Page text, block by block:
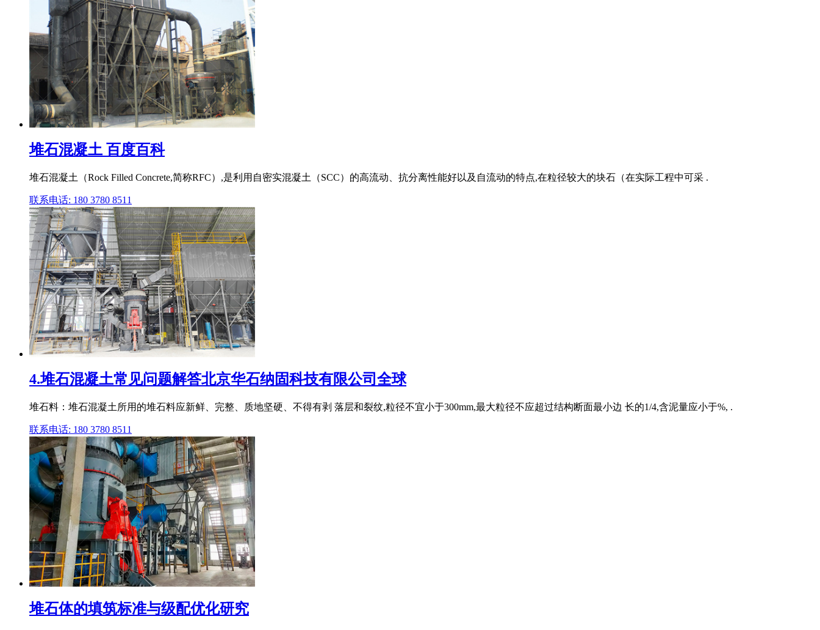
堆石混凝土 百度百科
堆石混凝土（Rock Filled Concrete,简称RFC）,是利用自密实混凝土（SCC）的高流动、抗分离性能好以及自流动的特点,在粒径较大的块石（在实际工程中可采 .
联系电话: 180 3780 8511
4.堆石混凝土常见问题解答北京华石纳固科技有限公司全球
堆石料：堆石混凝土所用的堆石料应新鲜、完整、质地坚硬、不得有剥 落层和裂纹,粒径不宜小于300mm,最大粒径不应超过结构断面最小边 长的1/4,含泥量应小于%, .
联系电话: 180 3780 8511
堆石体的填筑标准与级配优化研究